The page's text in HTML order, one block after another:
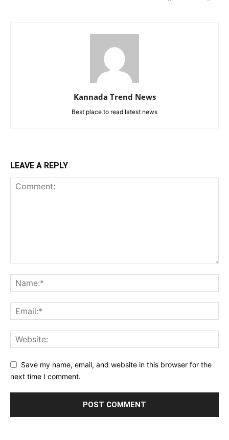
Kannada Trend News
Best place to read latest news
LEAVE A REPLY
Save my name, email, and website in this browser for the
next time I comment.